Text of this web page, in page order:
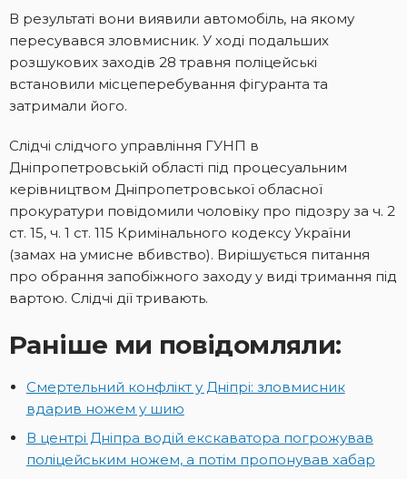
В результаті вони виявили автомобіль, на якому
пересувався зловмисник. У ході подальших
розшукових заходів 28 травня поліцейські
встановили місцеперебування фігуранта та
затримали його.
Слідчі слідчого управління ГУНП в
Дніпропетровській області під процесуальним
керівництвом Дніпропетровської обласної
прокуратури повідомили чоловіку про підозру за ч. 2
ст. 15, ч. 1 ст. 115 Кримінального кодексу України
(замах на умисне вбивство). Вирішується питання
про обрання запобіжного заходу у виді тримання під
вартою. Слідчі дії тривають.
Раніше ми повідомляли:
Смертельний конфлікт у Дніпрі: зловмисник
вдарив ножем у шию
В центрі Дніпра водій екскаватора погрожував
поліцейським ножем, а потім пропонував хабар